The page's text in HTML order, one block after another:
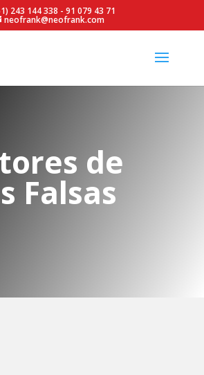
243 144 338 - 91 079 43 71
neofrank@neofrank.com
de
Falsas